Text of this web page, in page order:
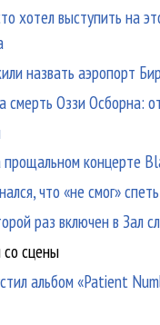
хотел выступить на
назвать аэропорт
смерть Оззи
концерте
что «не смог»
раз включен в Зал
сцены
альбом «Patient